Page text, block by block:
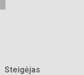
Steigėjas